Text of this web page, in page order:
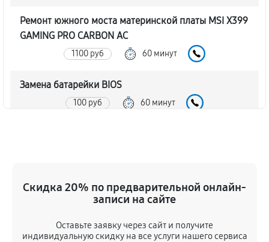
Ремонт южного моста материнской платы MSI X399
GAMING PRO CARBON AC
1100 руб 60 минут
Замена батарейки BIOS
100 руб 60 минут
Скидка 20% по предварительной онлайн-
записи на сайте
Оставьте заявку через сайт и получите
индивидуальную скидку на все услуги нашего сервиса